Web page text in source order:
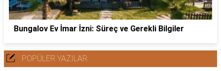
Bungalov Ev İmar İzni: Süreç ve Gerekli Bilgiler
POPÜLER YAZILAR